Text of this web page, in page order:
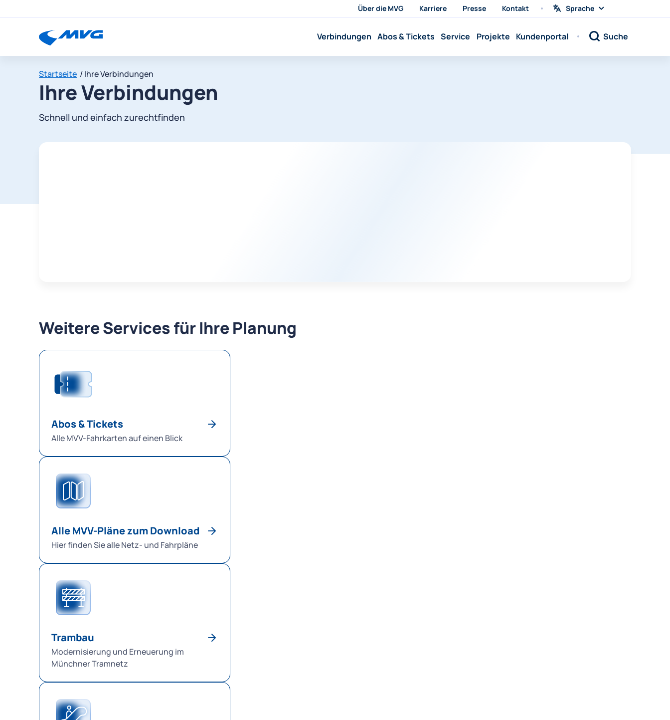
Über die MVG Karriere Presse Kontakt
Sprache
Sprache
Sprache:
Verbindungen Abos & Tickets Service Projekte Kundenportal Suche
Startseite Ihre Verbindungen
Ihre Verbindungen
Schnell und einfach zurechtfinden
Weitere Services für Ihre Planung
Abos & Tickets
Alle MVV-Fahrkarten auf einen Blick
Alle MVV-Pläne zum Download
Hier finden Sie alle Netz- und Fahrpläne
Trambau
Modernisierung und Erneuerung im
Münchner Tramnetz